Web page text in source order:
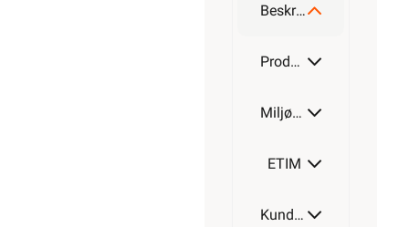
Beskrivelse
Produktdetaljer
Miljøparametere
ETIM
Kundeomtale